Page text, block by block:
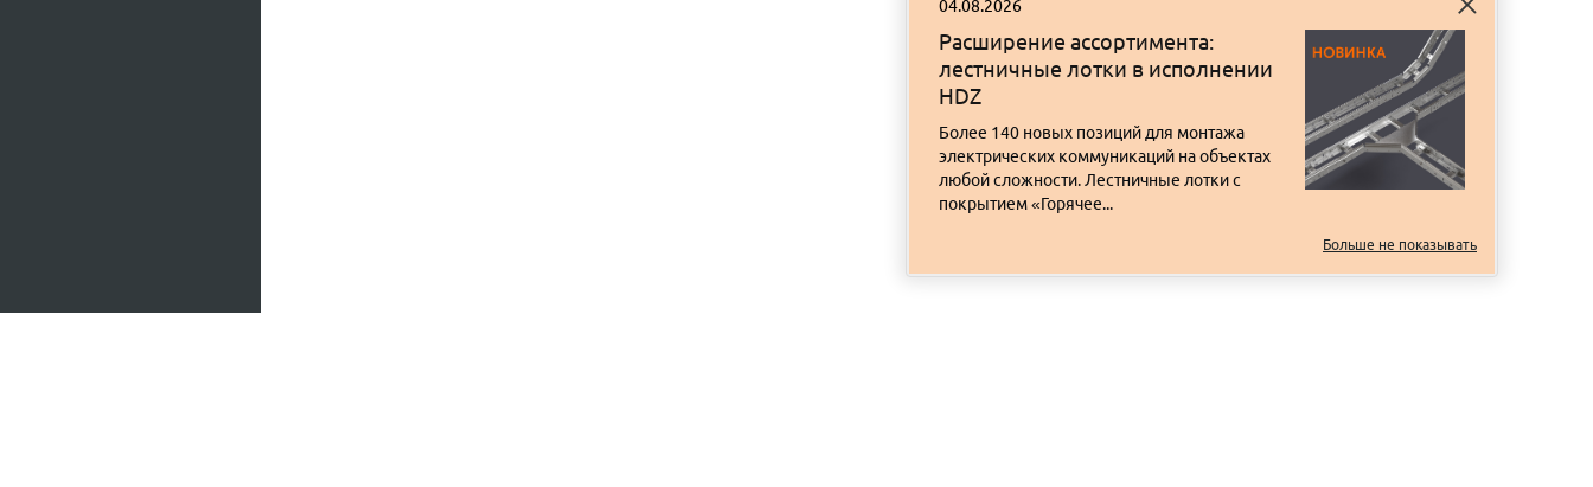
04.08.2026
Расширение ассортимента:
лестничные лотки в исполнении
HDZ
Более 140 новых позиций для монтажа
электрических коммуникаций на объектах
любой сложности. Лестничные лотки с
покрытием «Горячее...
Больше не показывать